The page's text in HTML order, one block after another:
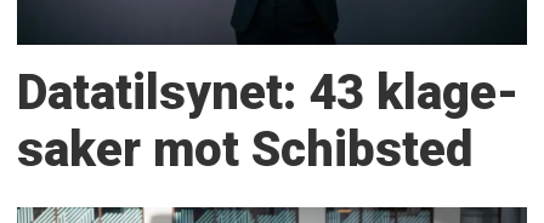
Datatilsynet: 43 klage­
saker mot Schibsted